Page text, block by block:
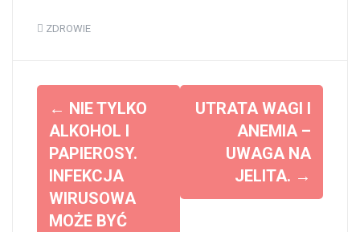
ZDROWIE
← NIE TYLKO
ALKOHOL I
PAPIEROSY.
INFEKCJA
WIRUSOWA
MOŻE BYĆ
UTRATA WAGI I
ANEMIA –
UWAGA NA
JELITA. →